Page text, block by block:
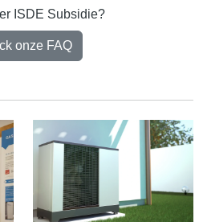
ISDE Subsidie?
onze FAQ